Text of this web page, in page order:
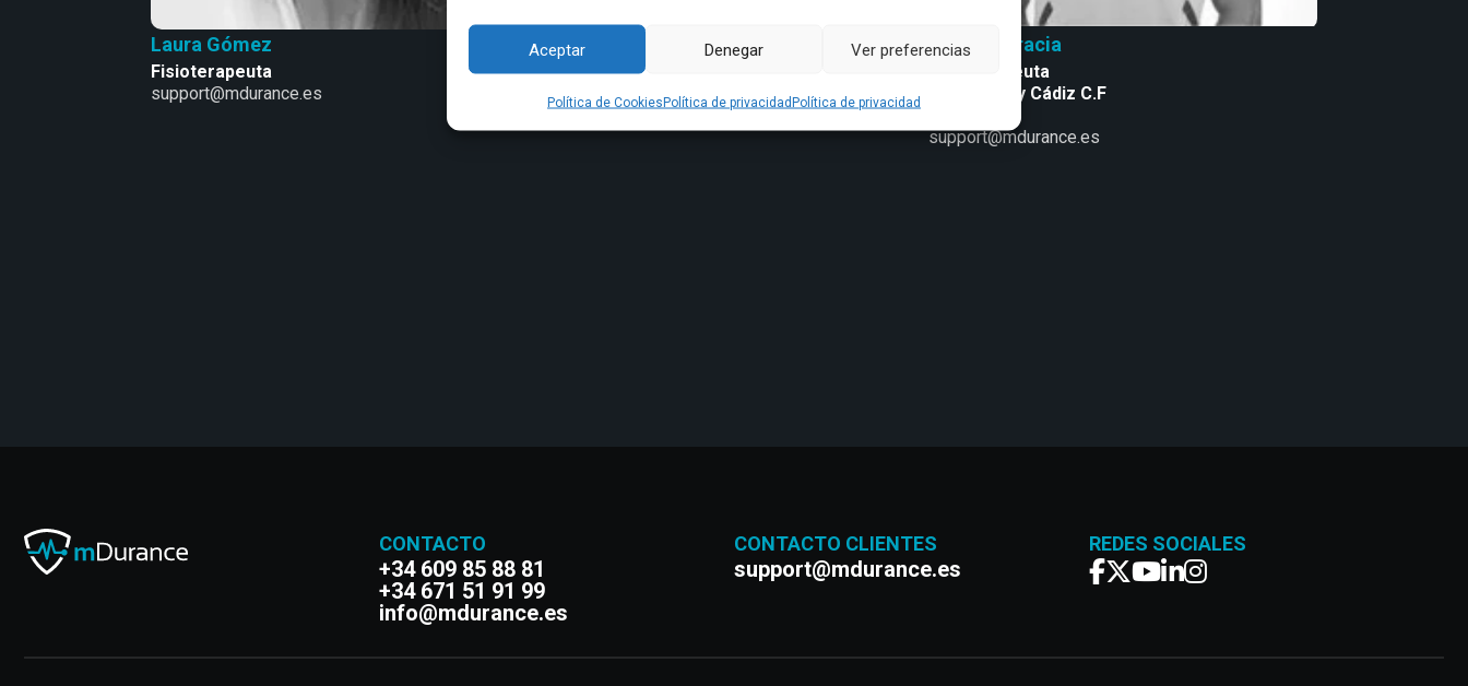
Aceptar Denegar Ver preferencias
Política de CookiesPolítica de privacidadPolítica de privacidad
Laura Gómez
Fisioterapeuta
support@mdurance.es
Manolo Gracia
Fisioterapeuta
Kinesys25 y Cádiz C.F
support@mdurance.es
CONTACTO
+34 609 85 88 81
+34 671 51 91 99
info@mdurance.es
CONTACTO CLIENTES
support@mdurance.es
REDES SOCIALES